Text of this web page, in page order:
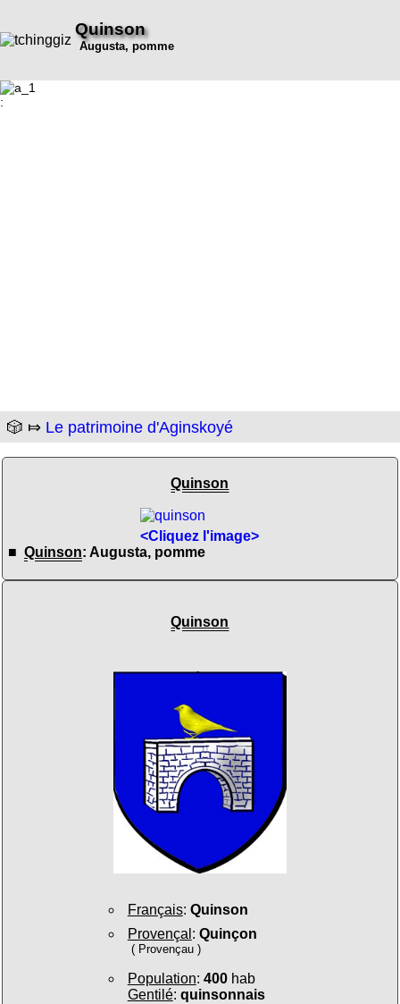
Quinson
Augusta, pomme
:
🎲 ⤇ Le patrimoine d'Aginskoyé
Quinson
<Cliquez l'image>
■ Quinson: Augusta, pomme
Quinson
Français: Quinson
Provençal : Quinçon
( Provençau )
Population: 400hab
Gentilé: quinsonnais